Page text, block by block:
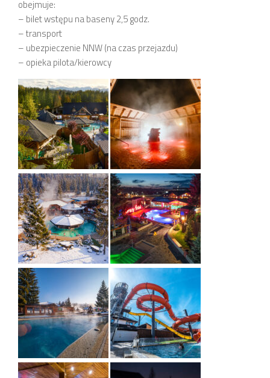
obejmuje:
– bilet wstępu na baseny 2,5 godz.
– transport
– ubezpieczenie NNW (na czas przejazdu)
– opieka pilota/kierowcy